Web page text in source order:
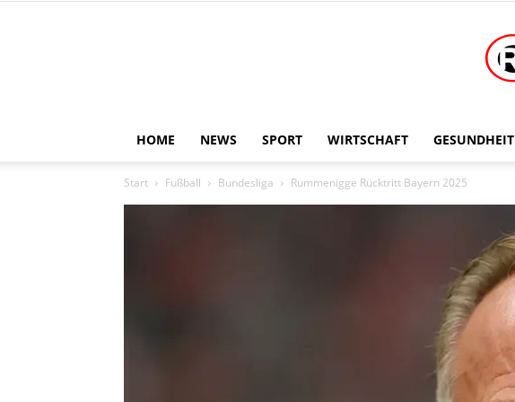
HOME NEWS SPORT WIRTSCHAFT GESUNDHEIT
Start Fußball Bundesliga Rummenigge Rücktritt Bayern 2025